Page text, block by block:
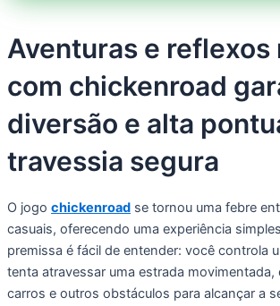
Aventuras e reflexos
com chickenroad
diversão e alta
travessia segura
O jogo chickenroad se tornou uma febre
casuais, oferecendo uma experiência
premissa é fácil de entender: você controla
tenta atravessar uma estrada movimentada,
carros e outros obstáculos para alcançar a